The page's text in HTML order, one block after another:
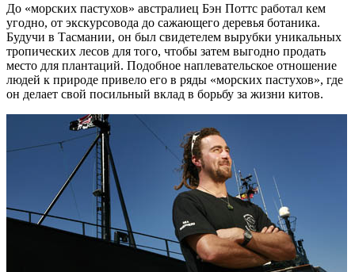
До «морских пастухов» австралиец Бэн Поттс работал кем
угодно, от экскурсовода до сажающего деревья ботаника.
Будучи в Тасмании, он был свидетелем вырубки уникальных
тропических лесов для того, чтобы затем выгодно продать
место для плантаций. Подобное наплевательское отношение
людей к природе привело его в ряды «морских пастухов», где
он делает свой посильный вклад в борьбу за жизни китов.